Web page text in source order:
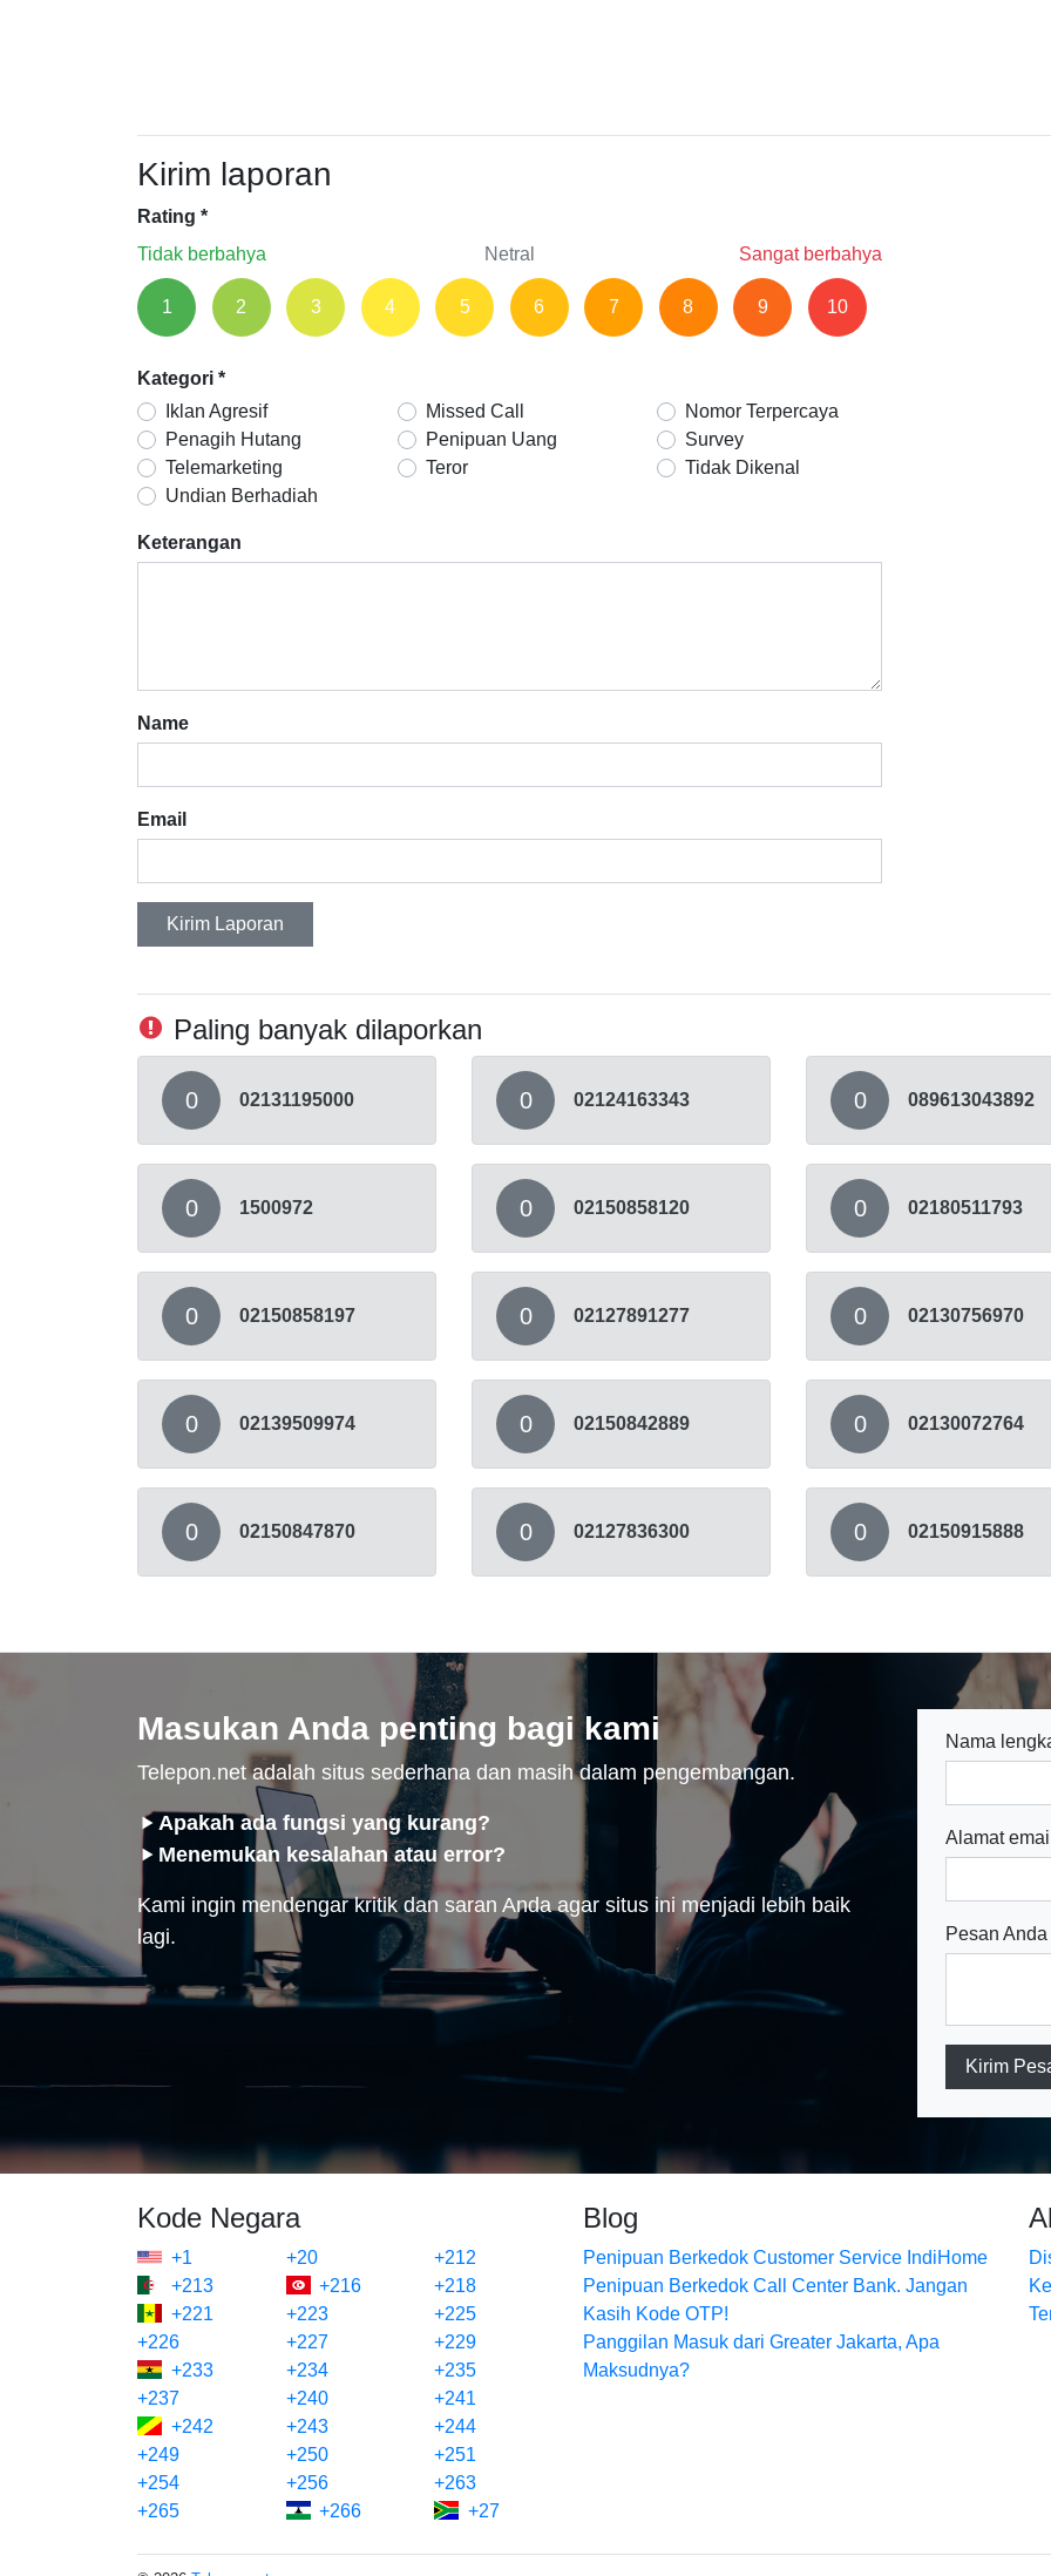
Kirim laporan
Rating *
Tidak berbahya
Netral Sangat berbahya
1 2 3 4 5 6 7 8 9 10
Kategori *
Iklan Agresif
Missed Call
Nomor Terpercaya
Penagih Hutang
Penipuan Uang
Survey
Telemarketing
Teror
Tidak Dikenal
Undian Berhadiah
Keterangan
Name
Email
Kirim Laporan
Paling banyak dilaporkan
0 02131195000 0 02124163343 0 089613043892
0 1500972 0 02150858120 0 02180511793
0 02150858197 0 02127891277 0 02130756970
0 02139509974 0 02150842889 0 02130072764
0 02150847870 0 02127836300 0 02150915888
Masukan Anda penting bagi kami
Telepon.net adalah situs sederhana dan masih dalam pengembangan.
Apakah ada fungsi yang kurang?
Menemukan kesalahan atau error?
Kami ingin mendengar kritik dan saran Anda agar situs ini menjadi lebih baik
lagi.
Nama
Alamat
Pesan Anda
Kirim
Kode Negara
+1 +20
+212
+213
+216
+218
+221
+223
+225
+226
+227
+229
+233
+234
+235
+237
+240
+241
+242
+243
+244
+249
+250
+251
+254
+256
+263
+265
+266 +27
Blog
Penipuan Berkedok Customer Service IndiHome
Penipuan Berkedok Call Center Bank. Jangan
Kasih Kode OTP!
Panggilan Masuk dari Greater Jakarta, Apa
Maksudnya?